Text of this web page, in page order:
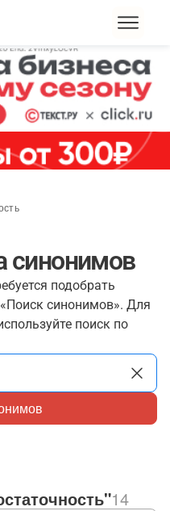
синонимов
подобрать
синонимов». Для
поиск по
14